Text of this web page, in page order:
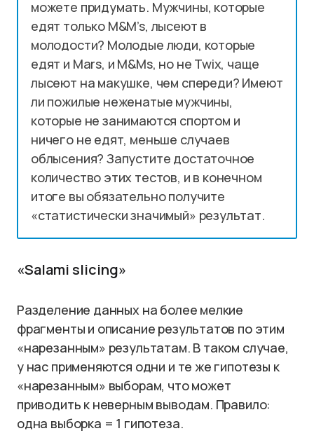
можете придумать. Мужчины, которые
едят только M&M’s, лысеют в
молодости? Молодые люди, которые
едят и Mars, и M&Ms, но не Twix, чаще
лысеют на макушке, чем спереди? Имеют
ли пожилые неженатые мужчины,
которые не занимаются спортом и
ничего не едят, меньше случаев
облысения? Запустите достаточное
количество этих тестов, и в конечном
итоге вы обязательно получите
«статистически значимый» результат.
«Salami slicing»
Разделение данных на более мелкие
фрагменты и описание результатов по этим
«нарезанным» результатам. В таком случае,
у нас применяются одни и те же гипотезы к
«нарезанным» выборам, что может
приводить к неверным выводам. Правило:
одна выборка = 1 гипотеза.